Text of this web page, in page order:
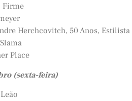
Firme
Herchcovitch, 50 Anos, Estilista
Place
(sexta-feira)